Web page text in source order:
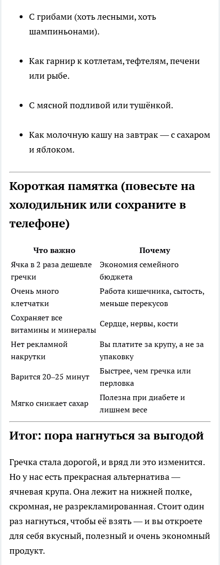
С грибами (хоть лесными, хоть
шампиньонами).
Как гарнир к котлетам, тефтелям, печени
или рыбе.
С мясной подливой или тушёнкой.
Как молочную кашу на завтрак — с сахаром
и яблоком.
Короткая памятка (повесьте на
холодильник или сохраните в
телефоне)
Что важно
Почему
Ячка в 2 раза дешевле
гречки
Экономия семейного
бюджета
Очень много
клетчатки
Работа кишечника, сытость,
меньше перекусов
Сохраняет все
витамины и минералы
Сердце, нервы, кости
Нет рекламной
накрутки
Вы платите за крупу, а не за
упаковку
Варится 20–25 минут
Быстрее, чем гречка или
перловка
Мягко снижает сахар
Полезна при диабете и
лишнем весе
Итог: пора нагнуться за выгодой
Гречка стала дорогой, и вряд ли это изменится.
Но у нас есть прекрасная альтернатива —
ячневая крупа. Она лежит на нижней полке,
скромная, не разрекламированная. Стоит один
раз нагнуться, чтобы её взять — и вы откроете
для себя вкусный, полезный и очень экономный
продукт.